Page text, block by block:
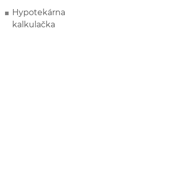
Hypotekárna
kalkulačka